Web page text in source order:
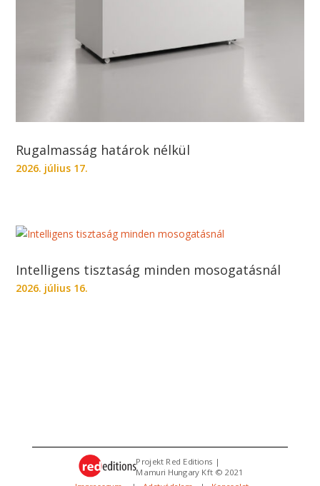
Rugalmasság határok nélkül
2026. július 17.
Intelligens tisztaság minden mosogatásnál
2026. július 16.
Projekt Red Editions |
Mamuri Hungary Kft © 2021